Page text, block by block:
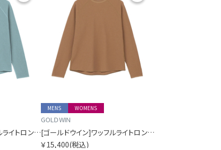
[ゴールドウイン]ワッフルライトロングスリーブティーシャツ
MENS WOMENS
GOLDWIN
[ゴールドウイン]ワッフルライトロングスリーブティーシャツ
￥15,400(税込)